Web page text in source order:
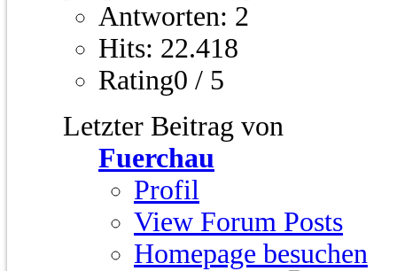
Antworten: 2
Hits: 22.418
Rating0 / 5
Letzter Beitrag von
Fuerchau
Profil
View Forum Posts
Homepage besuchen